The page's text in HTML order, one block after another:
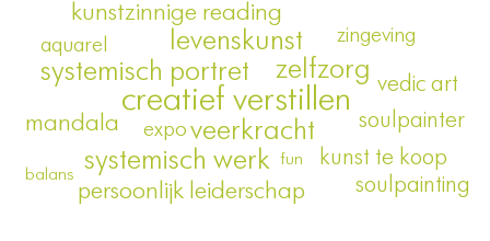
creatief verstillen
veerkracht
zelfzorg
systemisch portret
systemisch werk
levenskunst
kunstzinnige reading
persoonlijk leiderschap
mandala
kunst te koop
soulpainter
soulpainting
vedic art
zingeving
expo
aquarel
balans
fun